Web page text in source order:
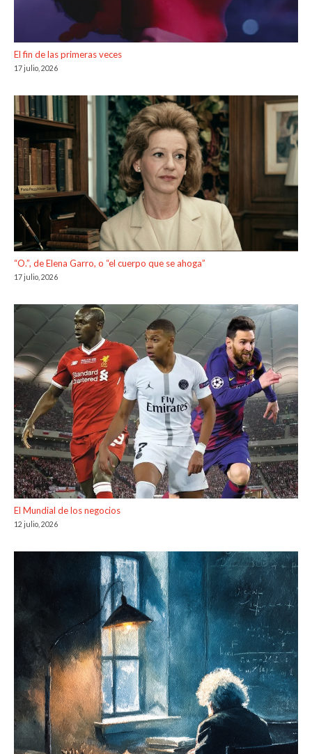
El fin de las primeras veces
17 julio, 2026
“O.”, de Elena Garro, o “el cuerpo que se ahoga”
17 julio, 2026
El Mundial de los negocios
12 julio, 2026